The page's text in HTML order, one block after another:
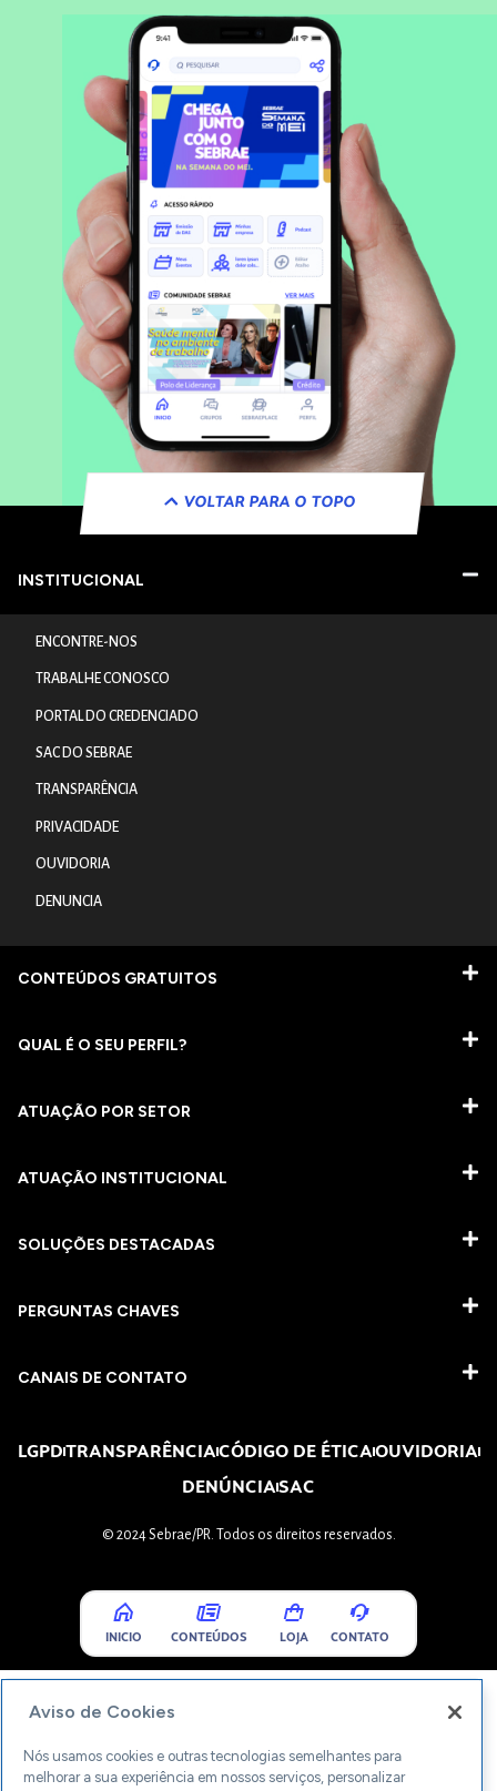
VOLTAR PARA O TOPO
INSTITUCIONAL
ENCONTRE-NOS
TRABALHE CONOSCO
PORTAL DO CREDENCIADO
SAC DO SEBRAE
TRANSPARÊNCIA
PRIVACIDADE
OUVIDORIA
DENUNCIA
CONTEÚDOS GRATUITOS
QUAL É O SEU PERFIL?
ATUAÇÃO POR SETOR
ATUAÇÃO INSTITUCIONAL
SOLUÇÕES DESTACADAS
PERGUNTAS CHAVES​
CANAIS DE CONTATO
LGPDTRANSPARÊNCIACÓDIGO DE ÉTICAOUVIDORIA
DENÚNCIASAC
© 2024 Sebrae/PR. Todos os direitos reservados.
INICIO CONTEÚDOS LOJA CONTATO
Aviso de Cookies
Nós usamos cookies e outras tecnologias semelhantes para
melhorar a sua experiência em nossos serviços, personalizar